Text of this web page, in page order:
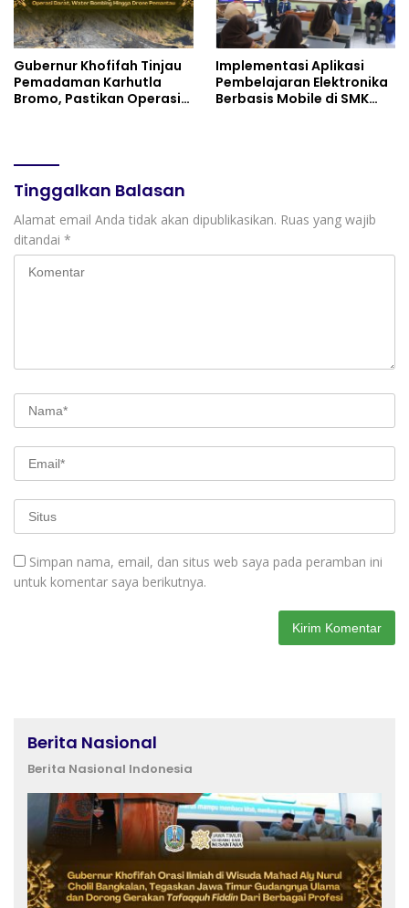
Gubernur Khofifah Tinjau
Pemadaman Karhutla
Bromo, Pastikan Operasi
Implementasi Aplikasi
Pembelajaran Elektronika
Berbasis Mobile di SMK
Tinggalkan Balasan
Alamat email Anda tidak akan dipublikasikan. Ruas yang wajib
ditandai *
Simpan nama, email, dan situs web saya pada peramban ini
untuk komentar saya berikutnya.
Berita Nasional
Berita Nasional Indonesia